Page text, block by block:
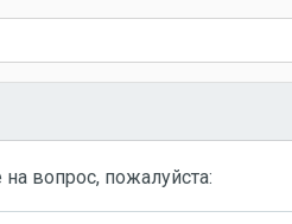
вопрос, пожалуйста: